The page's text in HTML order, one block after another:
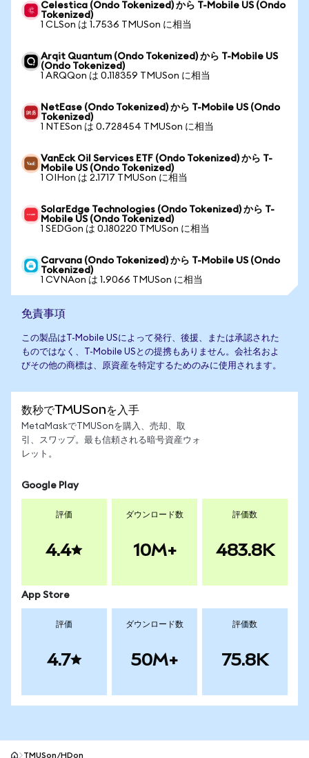
Celestica (Ondo Tokenized) から T-Mobile US (Ondo
Tokenized)
1 CLSon は 1.7536 TMUSon に相当
Arqit Quantum (Ondo Tokenized) から T-Mobile US
(Ondo Tokenized)
1 ARQQon は 0.118359 TMUSon に相当
NetEase (Ondo Tokenized) から T-Mobile US (Ondo
Tokenized)
1 NTESon は 0.728454 TMUSon に相当
VanEck Oil Services ETF (Ondo Tokenized) から T-
Mobile US (Ondo Tokenized)
1 OIHon は 2.1717 TMUSon に相当
SolarEdge Technologies (Ondo Tokenized) から T-
Mobile US (Ondo Tokenized)
1 SEDGon は 0.180220 TMUSon に相当
Carvana (Ondo Tokenized) から T-Mobile US (Ondo
Tokenized)
1 CVNAon は 1.9066 TMUSon に相当
免責事項
この製品はT-Mobile USによって発行、後援、または承認された
ものではなく、T-Mobile USとの提携もありません。会社名およ
びその他の商標は、原資産を特定するためのみに使用されます。
数秒でTMUSonを入手
MetaMaskでTMUSonを購入、売却、取
引、スワップ。最も信頼される暗号資産ウォ
レット。
Google Play
評価
4.4
ダウンロード数
10M+
評価数
483.8K
App Store
評価
4.7
ダウンロード数
50M+
評価数
75.8K
TMUSon/HDon